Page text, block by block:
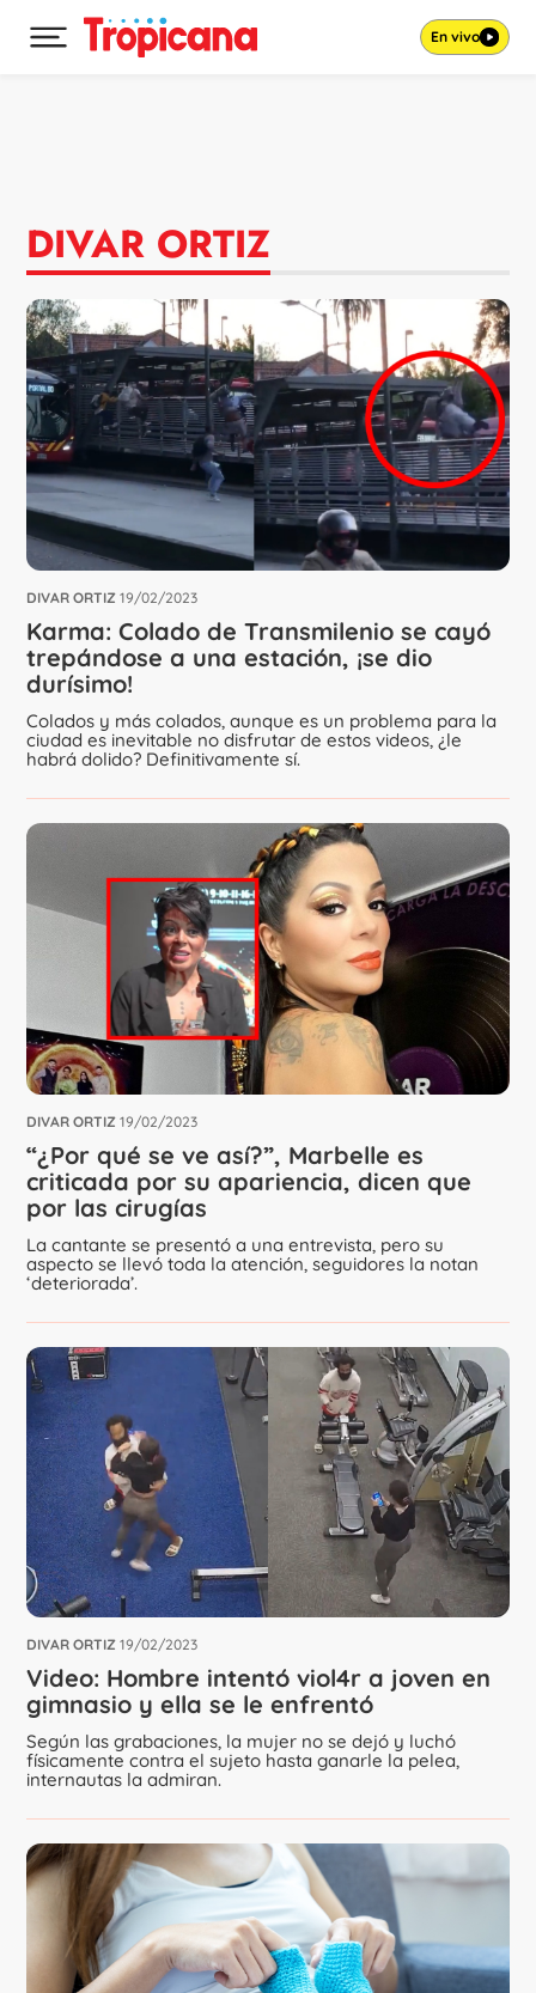
Desplegar menú principal En vivo
DIVAR ORTIZ
DIVAR ORTIZ 19/02/2023
Karma: Colado de Transmilenio se cayó
trepándose a una estación, ¡se dio
durísimo!
Colados y más colados, aunque es un problema para la
ciudad es inevitable no disfrutar de estos videos, ¿le
habrá dolido? Definitivamente sí.
DIVAR ORTIZ 19/02/2023
“¿Por qué se ve así?”, Marbelle es
criticada por su apariencia, dicen que
por las cirugías
La cantante se presentó a una entrevista, pero su
aspecto se llevó toda la atención, seguidores la notan
‘deteriorada’.
DIVAR ORTIZ 19/02/2023
Video: Hombre intentó viol4r a joven en
gimnasio y ella se le enfrentó
Según las grabaciones, la mujer no se dejó y luchó
físicamente contra el sujeto hasta ganarle la pelea,
internautas la admiran.